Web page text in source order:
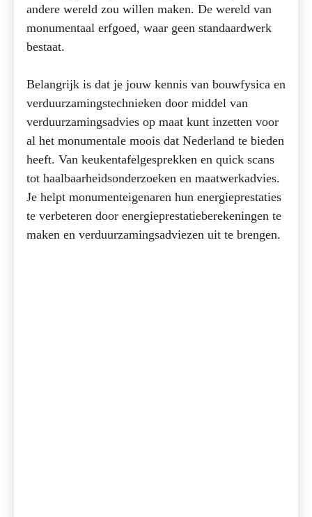
andere wereld zou willen maken. De wereld van
monumentaal erfgoed, waar geen standaardwerk
bestaat.
Belangrijk is dat je jouw kennis van bouwfysica en
verduurzamingstechnieken door middel van
verduurzamingsadvies op maat kunt inzetten voor
al het monumentale moois dat Nederland te bieden
heeft. Van keukentafelgesprekken en quick scans
tot haalbaarheidsonderzoeken en maatwerkadvies.
Je helpt monumenteigenaren hun energieprestaties
te verbeteren door energieprestatieberekeningen te
maken en verduurzamingsadviezen uit te brengen.